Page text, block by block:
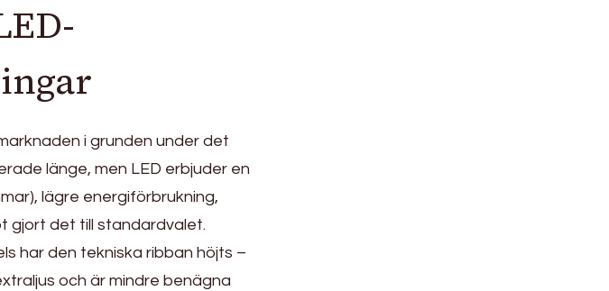
i grunden under det
länge, men LED erbjuder en
lägre energiförbrukning,
gjort det till standardvalet.
har den tekniska ribban höjts –
och är mindre benägna